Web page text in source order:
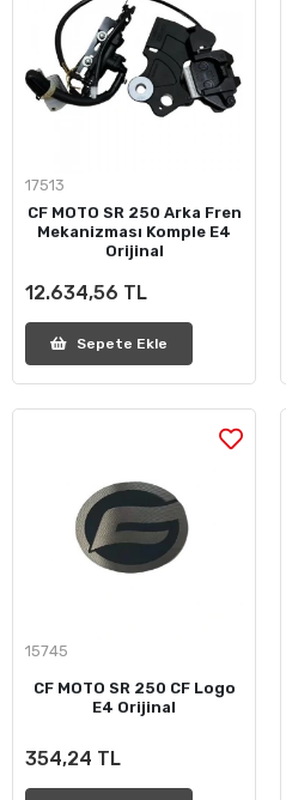
17513
CF MOTO SR 250 Arka Fren
Mekanizması Komple E4
Orijinal
12.634,56 TL
Sepete Ekle
15745
CF MOTO SR 250 CF Logo
E4 Orijinal
354,24 TL